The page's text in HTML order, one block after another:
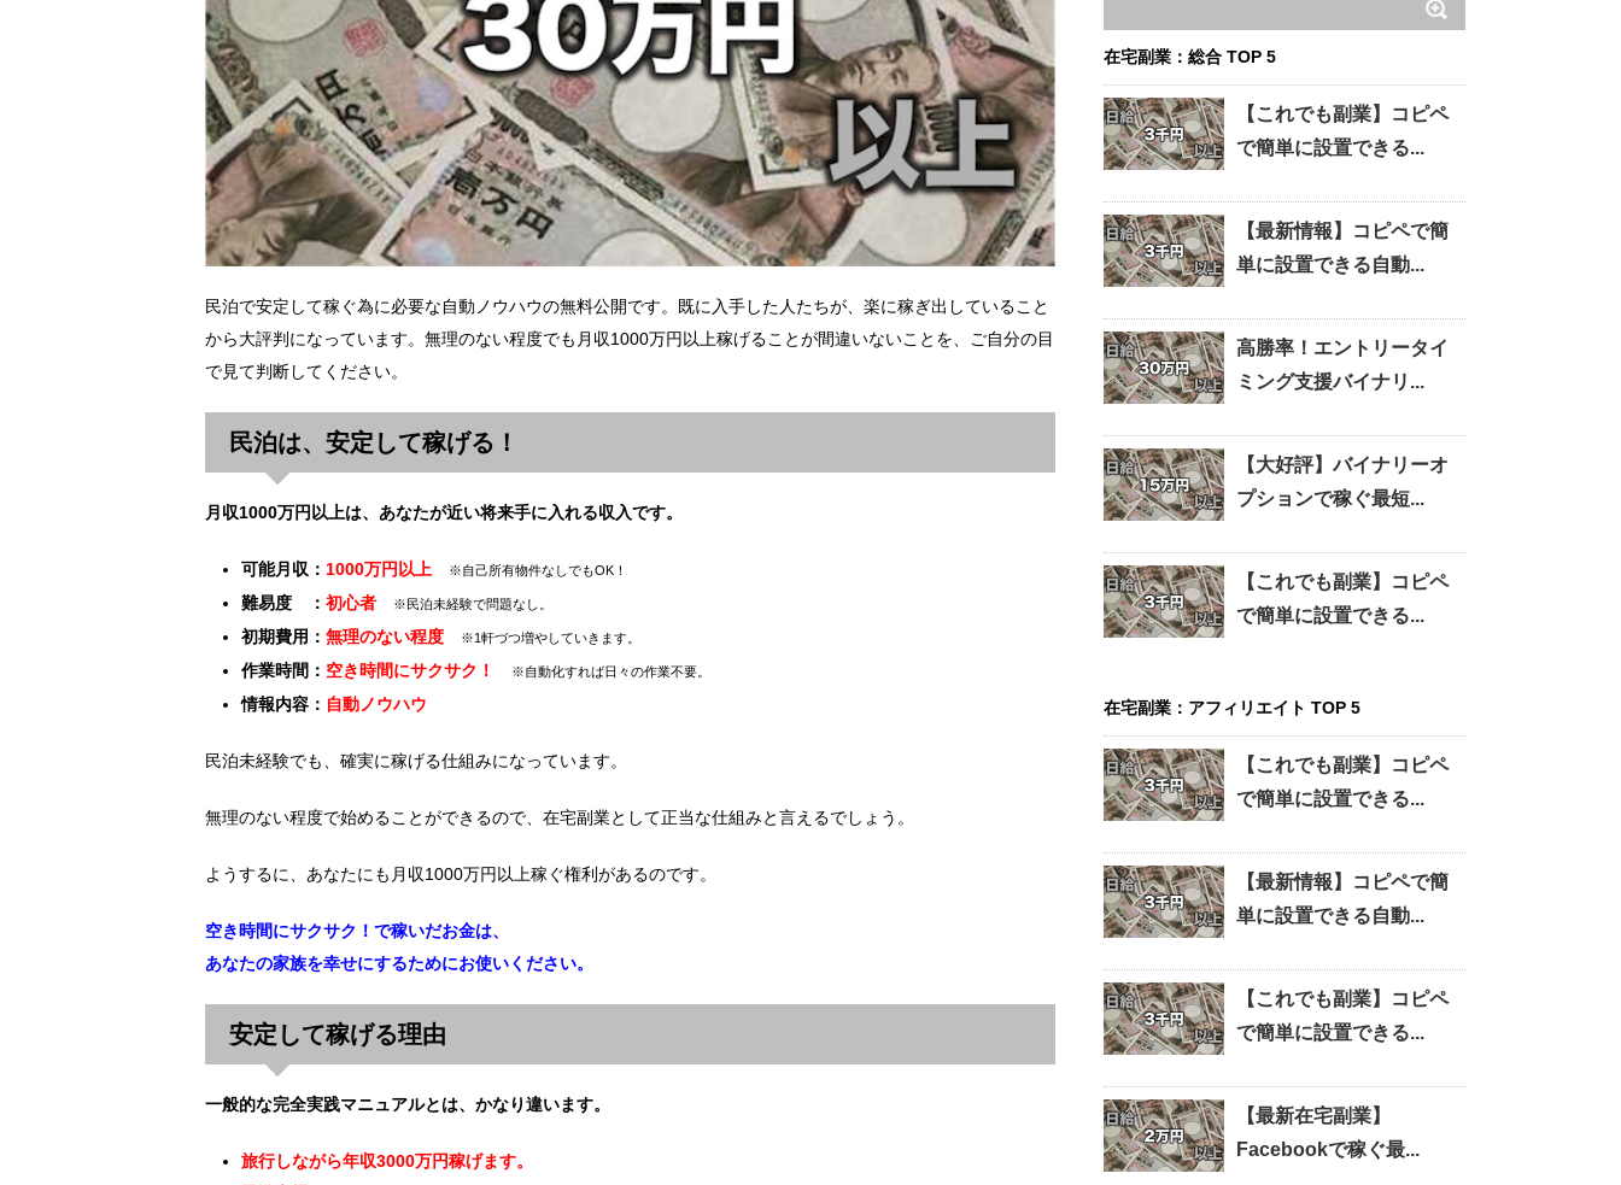
民泊で安定して稼ぐ為に必要な自動ノウハウの無料公開です。既に入手した人たちが、楽に稼ぎ出していること
から大評判になっています。無理のない程度でも月収1000万円以上稼げることが間違いないことを、ご自分の目
で見て判断してください。
民泊は、安定して稼げる！
月収1000万円以上は、あなたが近い将来手に入れる収入です。
可能月収： 1000万円以上 ※自己所有物件なしでもOK！
難易度 ： 初心者 ※民泊未経験で問題なし。
初期費用： 無理のない程度 ※1軒づつ増やしていきます。
作業時間： 空き時間にサクサク！ ※自動化すれば日々の作業不要。
情報内容： 自動ノウハウ
民泊未経験でも、確実に稼げる仕組みになっています。
無理のない程度で始めることができるので、在宅副業として正当な仕組みと言えるでしょう。
ようするに、あなたにも月収1000万円以上稼ぐ権利があるのです。
空き時間にサクサク！で稼いだお金は、
あなたの家族を幸せにするためにお使いください。
安定して稼げる理由
一般的な完全実践マニュアルとは、かなり違います。
旅行しながら年収3000万円稼げます。
在宅副業：総合 TOP 5
【これでも副業】コピペ
で簡単に設置できる...
【最新情報】コピペで簡
単に設置できる自動...
高勝率！エントリータイ
ミング支援バイナリ...
【大好評】バイナリーオ
プションで稼ぐ最短...
【これでも副業】コピペ
で簡単に設置できる...
在宅副業：アフィリエイト TOP 5
【これでも副業】コピペ
で簡単に設置できる...
【最新情報】コピペで簡
単に設置できる自動...
【これでも副業】コピペ
で簡単に設置できる...
【最新在宅副業】
Facebookで稼ぐ最...